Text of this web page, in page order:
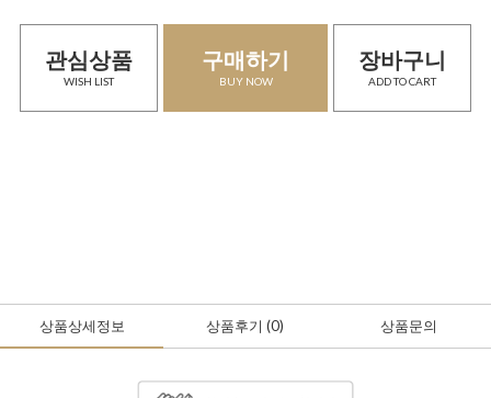
관심상품
WISH LIST
구매하기
BUY NOW
장바구니
ADD TO CART
상품상세정보 상품후기 (0) 상품문의